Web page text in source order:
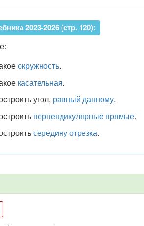
2023-2026 (стр. 120):
окружность.
касательная.
угол, равный данному.
перпендикулярные прямые.
середину отрезка.